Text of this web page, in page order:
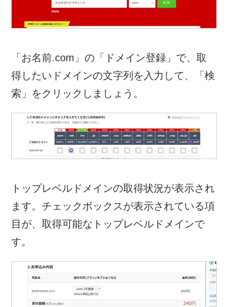
「お名前.com」の「ドメイン登録」で、取
得したいドメインの文字列を入力して、「検
索」をクリックしましょう。
トップレベルドメインの取得状況が表示され
ます。チェックボックスが表示されている項
目が、取得可能なトップレベルドメインで
す。